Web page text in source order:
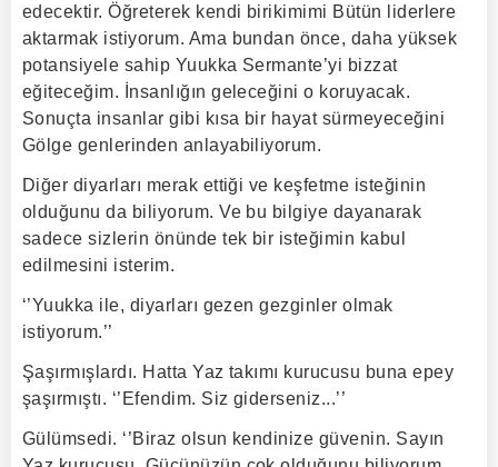
edecektir. Öğreterek kendi birikimimi Bütün liderlere
aktarmak istiyorum. Ama bundan önce, daha yüksek
potansiyele sahip Yuukka Sermante’yi bizzat
eğiteceğim. İnsanlığın geleceğini o koruyacak.
Sonuçta insanlar gibi kısa bir hayat sürmeyeceğini
Gölge genlerinden anlayabiliyorum.
Diğer diyarları merak ettiği ve keşfetme isteğinin
olduğunu da biliyorum. Ve bu bilgiye dayanarak
sadece sizlerin önünde tek bir isteğimin kabul
edilmesini isterim.
‘’Yuukka ile, diyarları gezen gezginler olmak
istiyorum.’’
Şaşırmışlardı. Hatta Yaz takımı kurucusu buna epey
şaşırmıştı. ‘’Efendim. Siz giderseniz...’’
Gülümsedi. ‘’Biraz olsun kendinize güvenin. Sayın